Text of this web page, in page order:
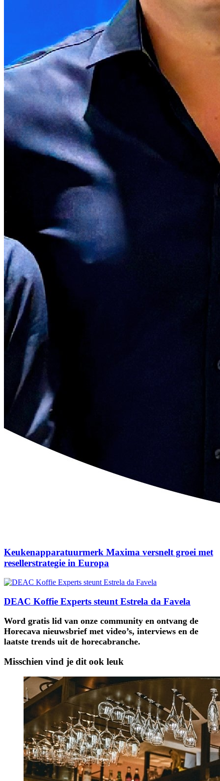
Keukenapparatuurmerk Maxima versnelt groei met
resellerstrategie in Europa
DEAC Koffie Experts steunt Estrela da Favela
Word gratis lid van onze community en ontvang de
Horecava nieuwsbrief met video’s, interviews en de
laatste trends uit de horecabranche.
Misschien vind je dit ook leuk